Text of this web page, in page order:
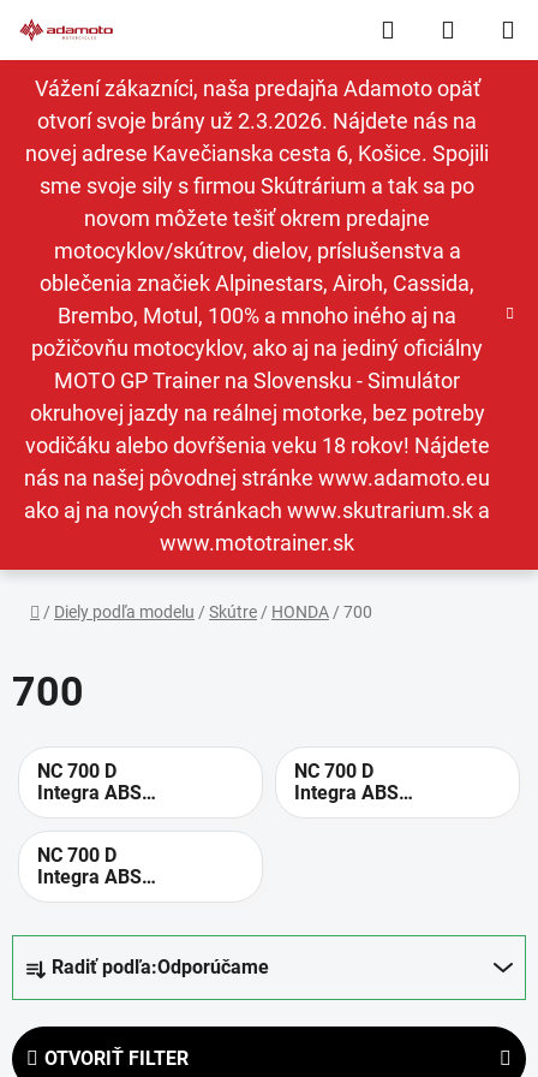
na
obsah
Vážení zákazníci, naša predajňa Adamoto opäť
otvorí svoje brány už 2.3.2026. Nájdete nás na
novej adrese Kavečianska cesta 6, Košice. Spojili
sme svoje sily s firmou Skútrárium a tak sa po
novom môžete tešiť okrem predajne
motocyklov/skútrov, dielov, príslušenstva a
oblečenia značiek Alpinestars, Airoh, Cassida,
Brembo, Motul, 100% a mnoho iného aj na
požičovňu motocyklov, ako aj na jediný oficiálny
MOTO GP Trainer na Slovensku - Simulátor
okruhovej jazdy na reálnej motorke, bez potreby
vodičáku alebo dovŕšenia veku 18 rokov! Nájdete
nás na našej pôvodnej stránke www.adamoto.eu
ako aj na nových stránkach www.skutrarium.sk a
www.mototrainer.sk
Hľadať
KOŠÍK
Domov
/ Diely podľa modelu / Skútre / HONDA / 700
700
NC 700 D
Integra ABS
DCT [2013]
NC 700 D
Integra ABS
DCT [2012]
NC 700 D
Integra ABS
DCT [2014]
e
Radiť podľa:Odporúčame
OTVORIŤ FILTER